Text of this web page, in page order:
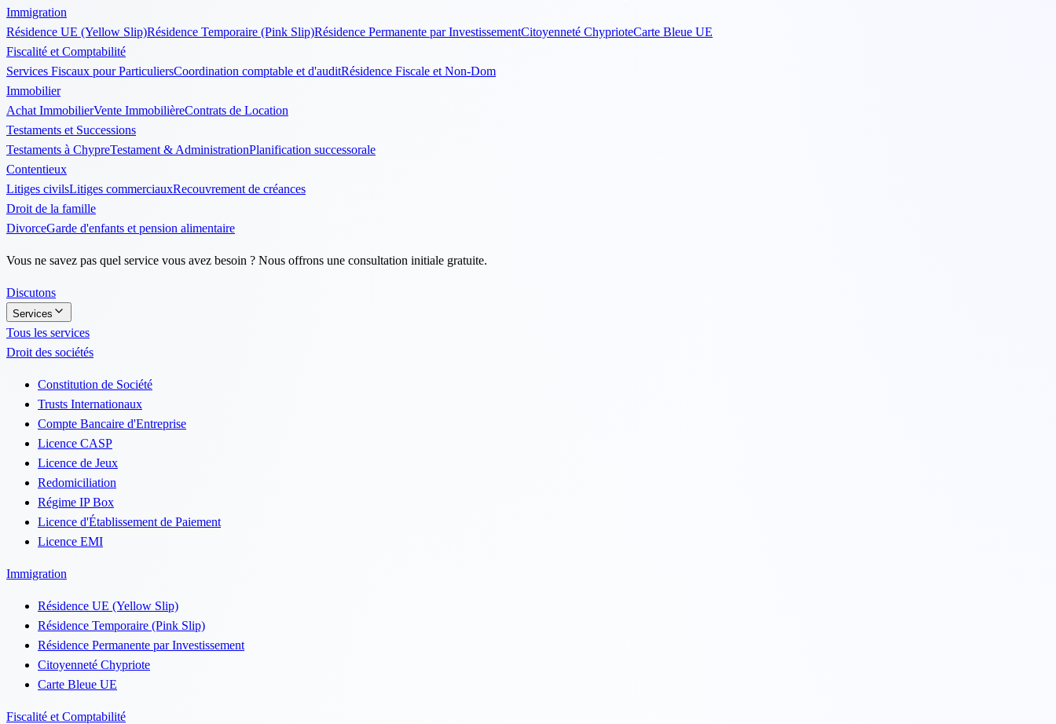
Immigration
Résidence UE (Yellow Slip)Résidence Temporaire (Pink Slip)Résidence Permanente par InvestissementCitoyenneté ChyprioteCarte Bleue UE
Fiscalité et Comptabilité
Services Fiscaux pour ParticuliersCoordination comptable et d'auditRésidence Fiscale et Non-Dom
Immobilier
Achat ImmobilierVente ImmobilièreContrats de Location
Testaments et Successions
Testaments à ChypreTestament & AdministrationPlanification successorale
Contentieux
Litiges civilsLitiges commerciauxRecouvrement de créances
Droit de la famille
DivorceGarde d'enfants et pension alimentaire
Vous ne savez pas quel service vous avez besoin ? Nous offrons une consultation initiale gratuite.
Discutons
Services
Tous les services
Droit des sociétés
Constitution de Société
Trusts Internationaux
Compte Bancaire d'Entreprise
Licence CASP
Licence de Jeux
Redomiciliation
Régime IP Box
Licence d'Établissement de Paiement
Licence EMI
Immigration
Résidence UE (Yellow Slip)
Résidence Temporaire (Pink Slip)
Résidence Permanente par Investissement
Citoyenneté Chypriote
Carte Bleue UE
Fiscalité et Comptabilité